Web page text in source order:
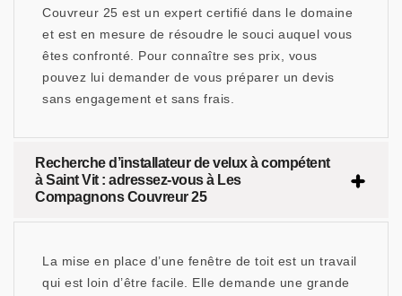
Couvreur 25 est un expert certifié dans le domaine
et est en mesure de résoudre le souci auquel vous
êtes confronté. Pour connaître ses prix, vous
pouvez lui demander de vous préparer un devis
sans engagement et sans frais.
Recherche d’installateur de velux à compétent
à Saint Vit : adressez-vous à Les
Compagnons Couvreur 25
La mise en place d’une fenêtre de toit est un travail
qui est loin d’être facile. Elle demande une grande